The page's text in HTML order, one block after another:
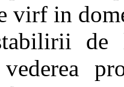
virf in
de